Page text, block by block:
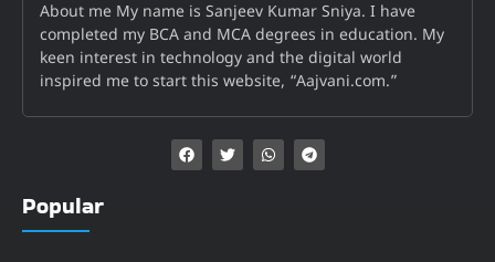
About me My name is Sanjeev Kumar Sniya. I have
completed my BCA and MCA degrees in education. My
keen interest in technology and the digital world
inspired me to start this website, “Aajvani.com.”
Popular